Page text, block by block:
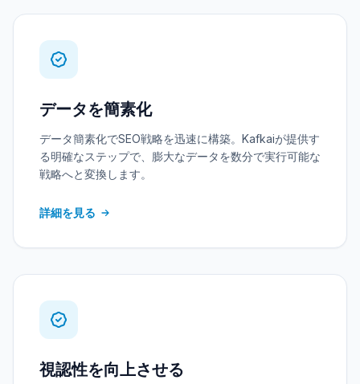
データを簡素化
データ簡素化でSEO戦略を迅速に構築。Kafkaiが提供す
る明確なステップで、膨大なデータを数分で実行可能な
戦略へと変換します。
詳細を見る
視認性を向上させる